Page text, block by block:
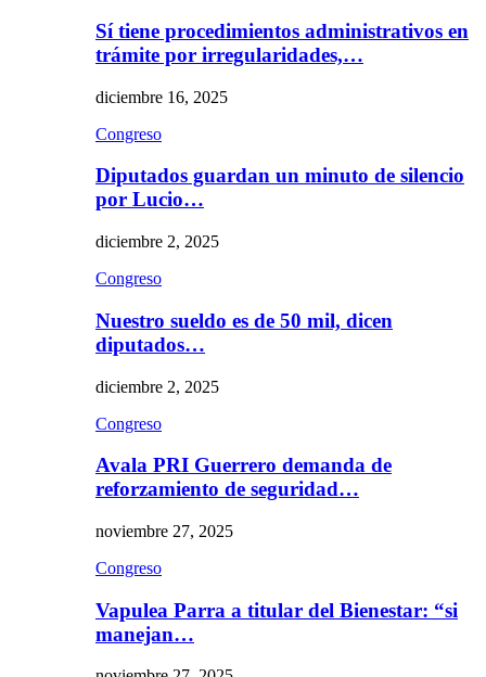
Sí tiene procedimientos administrativos en
trámite por irregularidades,…
diciembre 16, 2025
Congreso
Diputados guardan un minuto de silencio
por Lucio…
diciembre 2, 2025
Congreso
Nuestro sueldo es de 50 mil, dicen
diputados…
diciembre 2, 2025
Congreso
Avala PRI Guerrero demanda de
reforzamiento de seguridad…
noviembre 27, 2025
Congreso
Vapulea Parra a titular del Bienestar: “si
manejan…